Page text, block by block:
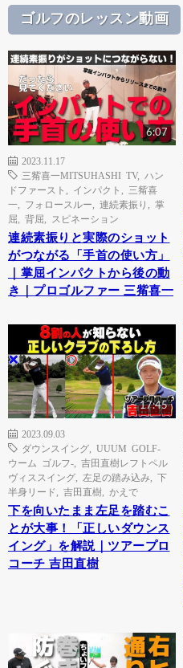
ゴルフのレッスン動画
6:07
2023.11.17
三觜喜一MITSUHASHI TV, ハン
ドファースト
インパクト
三觜喜
一
フォロースルー 連続素振り
掌
屈
背屈 スピネーション
連続素振りと実際のショット
がつながる「手首の使い方」
｜掌屈インパクトから後の動
き｜プロゴルファー 三觜喜一
17:45
2023.09.03
ダウンスイング
UUUM GOLF-
ウーム ゴルフ-
吉田直樹レフトペル
ヴィススイング
左足の踏み込み
下
半身リード
吉田直樹 かえで
下を向いたまま左足を踏むこ
とが大事！「正しいダウンス
イング」を解説｜ツアープロ
コーチ 吉田直樹